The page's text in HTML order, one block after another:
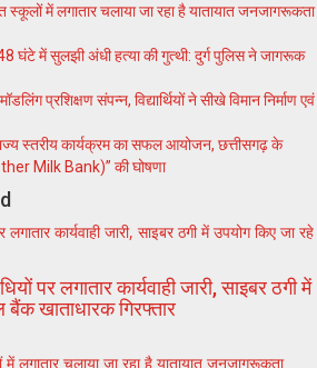
में लगातार चलाया जा रहा है यातायात जनजागरूकता
घंटे में सुलझी अंधी हत्या की गुत्थी: दुर्ग पुलिस ने जागरूक
प्रशिक्षण संपन्न, विद्यार्थियों ने सीखे विमान निर्माण एवं
स्तरीय कार्यक्रम का सफल आयोजन, छत्तीसगढ़ के
Milk Bank)” की घोषणा
कार्यवाही जारी, साइबर ठगी में उपयोग किए जा रहे
पर लगातार कार्यवाही जारी, साइबर ठगी में
खाताधारक गिरफ्तार
लगातार चलाया जा रहा है यातायात जनजागरूकता